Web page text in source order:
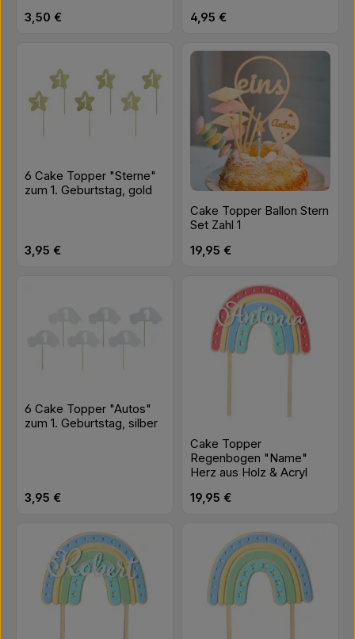
Regulärer Preis:
3,50 € Regulärer Preis:
4,95 €
6 Cake Topper "Sterne"
zum 1. Geburtstag, gold
Regulärer Preis:
3,95 €
Cake Topper Ballon Stern
Set Zahl 1
Regulärer Preis:
19,95 €
6 Cake Topper "Autos"
zum 1. Geburtstag, silber
Regulärer Preis:
3,95 €
Cake Topper
Regenbogen "Name"
Herz aus Holz & Acryl
Regulärer Preis:
19,95 €